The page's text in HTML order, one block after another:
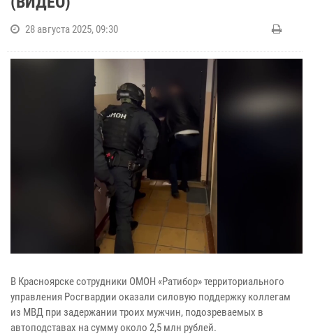
28 августа 2025, 09:30
В Красноярске сотрудники ОМОН «Ратибор» территориального
управления Росгвардии оказали силовую поддержку коллегам
из МВД при задержании троих мужчин, подозреваемых в
автоподставах на сумму около 2,5 млн рублей.